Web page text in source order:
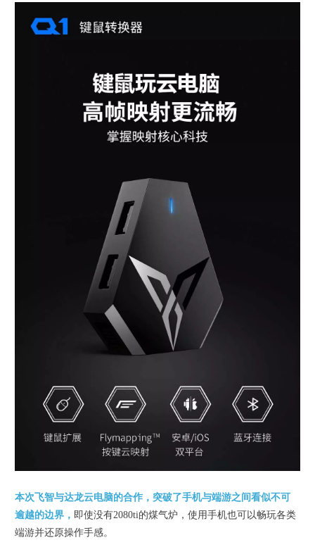
本次飞智与达龙云电脑的合作，突破了手机与端游之间看似不可
逾越的边界， 即使没有2080ti的煤气炉，使用手机也可以畅玩各类
端游并还原操作手感。